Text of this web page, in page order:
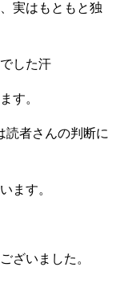
実はもともと独
した汗
す。
読者さんの判断に
ます。
ざいました。